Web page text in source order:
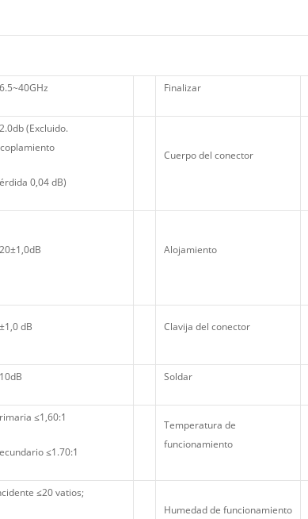
Finalizar
(Excluido.
0,04 dB)
Cuerpo del conector
Alojamiento
dB Clavija del conector
Soldar
≤1,60:1
≤1.70:1
Temperatura de
funcionamiento
≤20 vatios;
Humedad de funcionamiento